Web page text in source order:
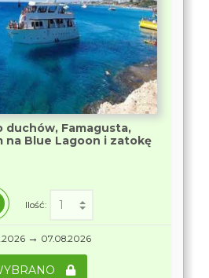
duchów, Famagusta,
na Blue Lagoon i zatokę
Ilość:
→ 07.08.2026